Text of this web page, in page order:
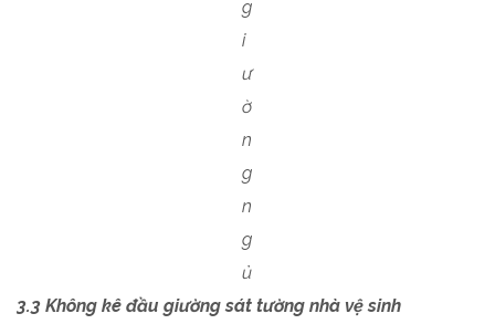
g
i
ư
ờ
n
g
n
g
ủ
3.3 Không kê đầu giường sát tường nhà vệ sinh